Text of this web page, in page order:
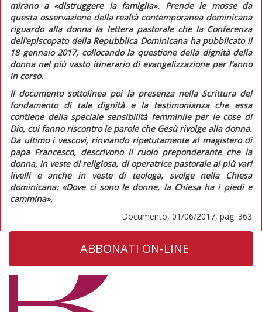
mirano a «distruggere la famiglia». Prende le mosse da
questa osservazione della realtà contemporanea dominicana
riguardo alla donna la lettera pastorale che la Conferenza
dell’episcopato della Repubblica Dominicana ha pubblicato il
18 gennaio 2017, collocando la questione della dignità della
donna nel più vasto itinerario di evangelizzazione per l’anno
in corso.
Il documento sottolinea poi la presenza nella Scrittura del
fondamento di tale dignità e la testimonianza che essa
contiene della speciale sensibilità femminile per le cose di
Dio, cui fanno riscontro le parole che Gesù rivolge alla donna.
Da ultimo i vescovi, rinviando ripetutamente al magistero di
papa Francesco, descrivono il ruolo preponderante che la
donna, in veste di religiosa, di operatrice pastorale ai più vari
livelli e anche in veste di teologa, svolge nella Chiesa
dominicana: «Dove ci sono le donne, la Chiesa ha i piedi e
cammina».
Documento, 01/06/2017, pag. 363
ABBONATI ON-LINE